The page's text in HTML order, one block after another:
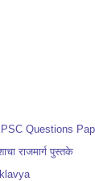
Questions
राजमार्ग पुस्तके